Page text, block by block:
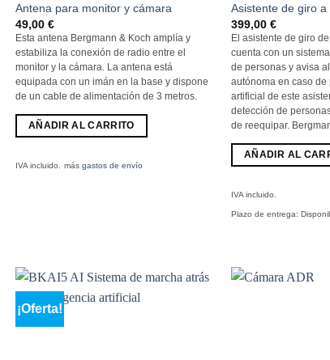
Antena para monitor y cámara
49,00€
Esta antena Bergmann & Koch amplía y
estabiliza la conexión de radio entre el
monitor y la cámara. La antena está
equipada con un imán en la base y dispone
de un cable de alimentación de 3 metros.
AÑADIR AL CARRITO
IVA incluido. másgastos de envío
Asistente de giro a
399,00€
El asistente de giro
cuenta con un
de personas y avisa
autónoma en caso
artificial de este
detección de
de reequipar.
AÑADIR AL
IVA incluido.
Plazo de entrega:
¡Oferta!